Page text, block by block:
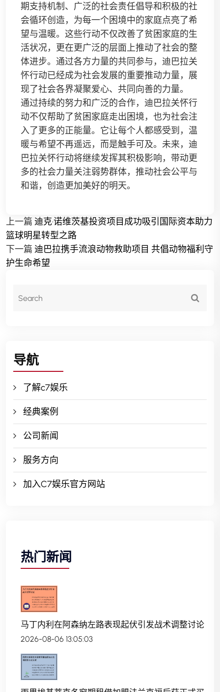
期支持机制、广泛的社会责任倡导和积极的社
会循环创造，为每一个困境中的家庭点亮了希
望与温暖。这些行动不仅改善了贫困家庭的生
活状况，更在更广泛的层面上推动了社会的整
体进步。通过各方力量的共同参与，迪巴拉关
怀行动已经成为社会发展的重要推动力量，展
现了社会各界凝聚爱心、共同向善的力量。
通过持续的努力和广泛的合作，迪巴拉关怀行
动不仅帮助了贫困家庭走出困境，也为社会注
入了更多的正能量。它让每个人都感受到，温
暖与希望不再遥远，而是触手可及。未来，迪
巴拉关怀行动将继续发挥其积极影响，带动更
多的社会力量关注弱势群体，推动社会公平与
和谐，创造更加美好的明天。
上一篇 迪克·诺维茨基投资项目成功吸引国际资本助力
篮球明星转型之路
下一篇 迪巴拉携手流浪动物救助项目 共倡动物福利守
护生命希望
导航
了解c7娱乐
经典案例
公司新闻
服务方向
加入C7娱乐官方网站
热门新闻
马丁内利在阿森纳左路表现起伏引发战术调整讨论
2026-08-06 13:05:03